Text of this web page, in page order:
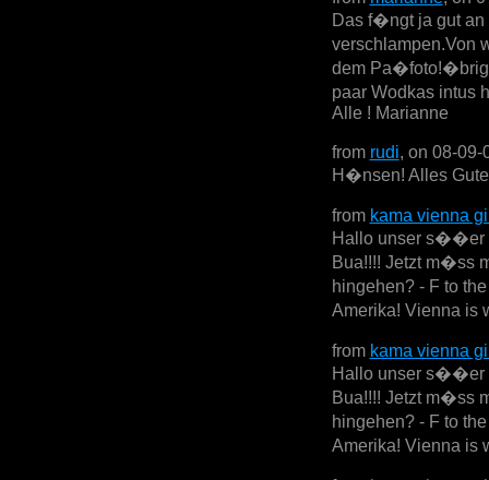
Das f�ngt ja gut
verschlampen.Von
dem
paar Wodkas intus
Alle ! Marianne
from rudi, on 08-09-
H�nsen! Alles
from kama vienna
Hallo unser s��er
Bua!!!! Jetzt m�ss
hingehen? - F to
Amerika! Vienna is
from kama vienna
Hallo unser s��er
Bua!!!! Jetzt m�ss
hingehen? - F to
Amerika! Vienna is